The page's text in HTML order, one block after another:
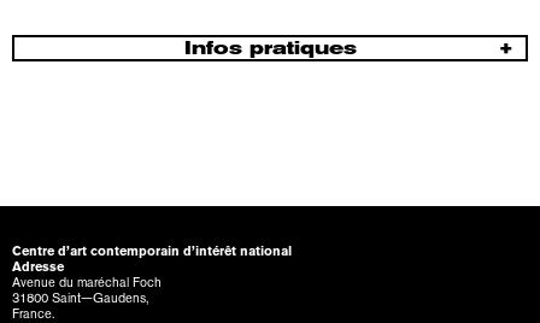
Infos pratiques
Centre d’art contemporain d’intérêt national
Adresse
Avenue du maréchal Foch
31800 Saint—Gaudens,
France.